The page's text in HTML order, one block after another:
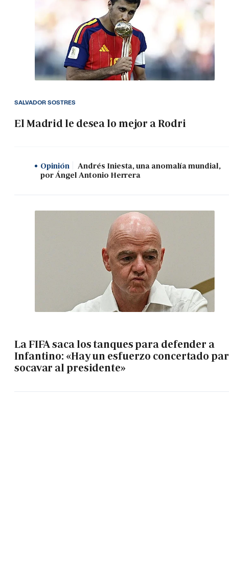
El Madrid le desea lo mejor a Rodri
SALVADOR SOSTRES
Opinión
Andrés Iniesta, una anomalía mundial,
por Ángel Antonio Herrera
La FIFA saca los tanques para defender a
Infantino: «Hay un esfuerzo concertado
socavar al presidente»